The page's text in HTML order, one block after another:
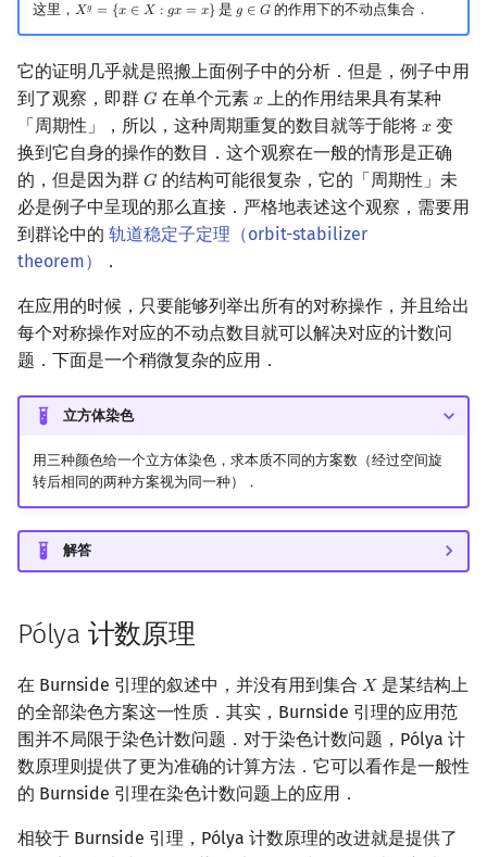
这里， 𝑋𝑔 = {𝑥 ∈ 𝑋 : 𝑔𝑥 = 𝑥}
Xg= {x ∈X: gx =x 是 𝑔 ∈ 𝐺
g ∈G 的作用下的不动点集合．
它的证明几乎就是照搬上面例子中的分析．但是，例子中用
到了观察，即群 𝐺
G 在单个元素 𝑥
x上的作用结果具有某种
「周期性」，所以，这种周期重复的数目就等于能将 𝑥
x 变
换到它自身的操作的数目．这个观察在一般的情形是正确
的，但是因为群 𝐺
G 的结构可能很复杂，它的「周期性」未
必是例子中呈现的那么直接．严格地表述这个观察，需要用
到群论中的 轨道稳定子定理（orbit-stabilizer
theorem）
．
在应用的时候，只要能够列举出所有的对称操作，并且给出
每个对称操作对应的不动点数目就可以解决对应的计数问
题．下面是一个稍微复杂的应用．
立方体染色
用三种颜色给一个立方体染色，求本质不同的方案数（经过空间旋
转后相同的两种方案视为同一种）．
解答
Pólya 计数原理
在 Burnside 引理的叙述中，并没有用到集合 𝑋
X 是某结构上
的全部染色方案这一性质．其实，Burnside 引理的应用范
围并不局限于染色计数问题．对于染色计数问题，Pólya 计
数原理则提供了更为准确的计算方法．它可以看作是一般性
的 Burnside 引理在染色计数问题上的应用．
相较于 Burnside 引理，Pólya 计数原理的改进就是提供了